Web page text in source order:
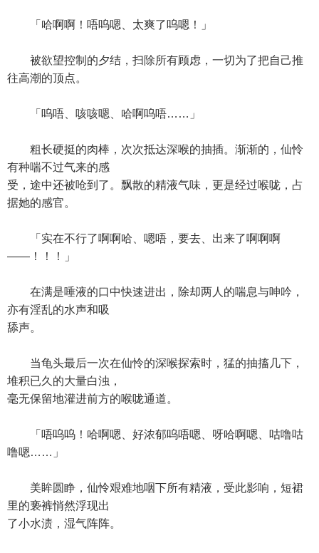
「哈啊啊！唔呜嗯、太爽了呜嗯！」
被欲望控制的夕结，扫除所有顾虑，一切为了把自己推
往高潮的顶点。
「呜唔、咳咳嗯、哈啊呜唔……」
粗长硬挺的肉棒，次次抵达深喉的抽插。渐渐的，仙怜
有种喘不过气来的感
受，途中还被呛到了。飘散的精液气味，更是经过喉咙，占
据她的感官。
「实在不行了啊啊哈、嗯唔，要去、出来了啊啊啊
——！！！」
在满是唾液的口中快速进出，除却两人的喘息与呻吟，
亦有淫乱的水声和吸
舔声。
当龟头最后一次在仙怜的深喉探索时，猛的抽搐几下，
堆积已久的大量白浊，
毫无保留地灌进前方的喉咙通道。
「唔呜呜！哈啊嗯、好浓郁呜唔嗯、呀哈啊嗯、咕噜咕
噜嗯……」
美眸圆睁，仙怜艰难地咽下所有精液，受此影响，短裙
里的亵裤悄然浮现出
了小水渍，湿气阵阵。